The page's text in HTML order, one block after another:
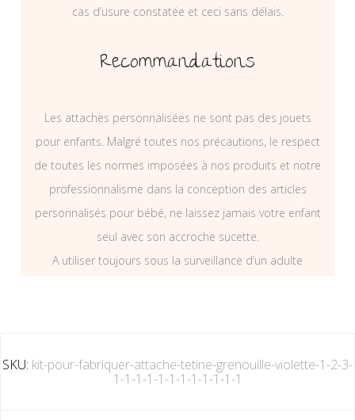
cas d’usure constatée et ceci sans délais.
Recommandations
Les attaches personnalisées ne sont pas des jouets
pour enfants. Malgré toutes nos précautions, le respect
de toutes les normes imposées à nos produits et notre
professionnalisme dans la conception des articles
personnalisés pour bébé, ne laissez jamais votre enfant
seul avec son accroche sucette.
A utiliser toujours sous la surveillance d’un adulte
SKU: kit-pour-fabriquer-attache-tetine-grenouille-violette-1-2-3-
1-1-1-1-1-1-1-1-1-1-1-1